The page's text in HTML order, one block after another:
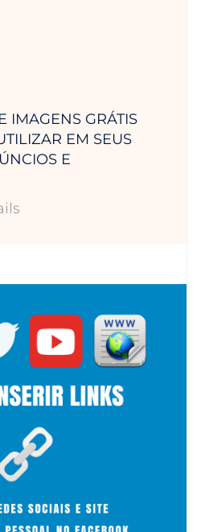
IMAGENS GRÁTIS
EM SEUS
E